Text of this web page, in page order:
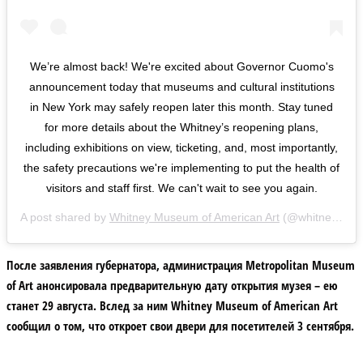
We’re almost back! We're excited about Governor Cuomo's
announcement today that museums and cultural institutions
in New York may safely reopen later this month. Stay tuned
for more details about the Whitney’s reopening plans,
including exhibitions on view, ticketing, and, most importantly,
the safety precautions we're implementing to put the health of
visitors and staff first. We can't wait to see you again.
A post shared by Whitney Museum of American Art (@whitneymuseum) on
После заявления губернатора, администрация Metropolitan Museum
of Art анонсировала предварительную дату открытия музея – ею
станет 29 августа. Вслед за ним Whitney Museum of American Art
сообщил о том, что откроет свои двери для посетителей 3 сентября.